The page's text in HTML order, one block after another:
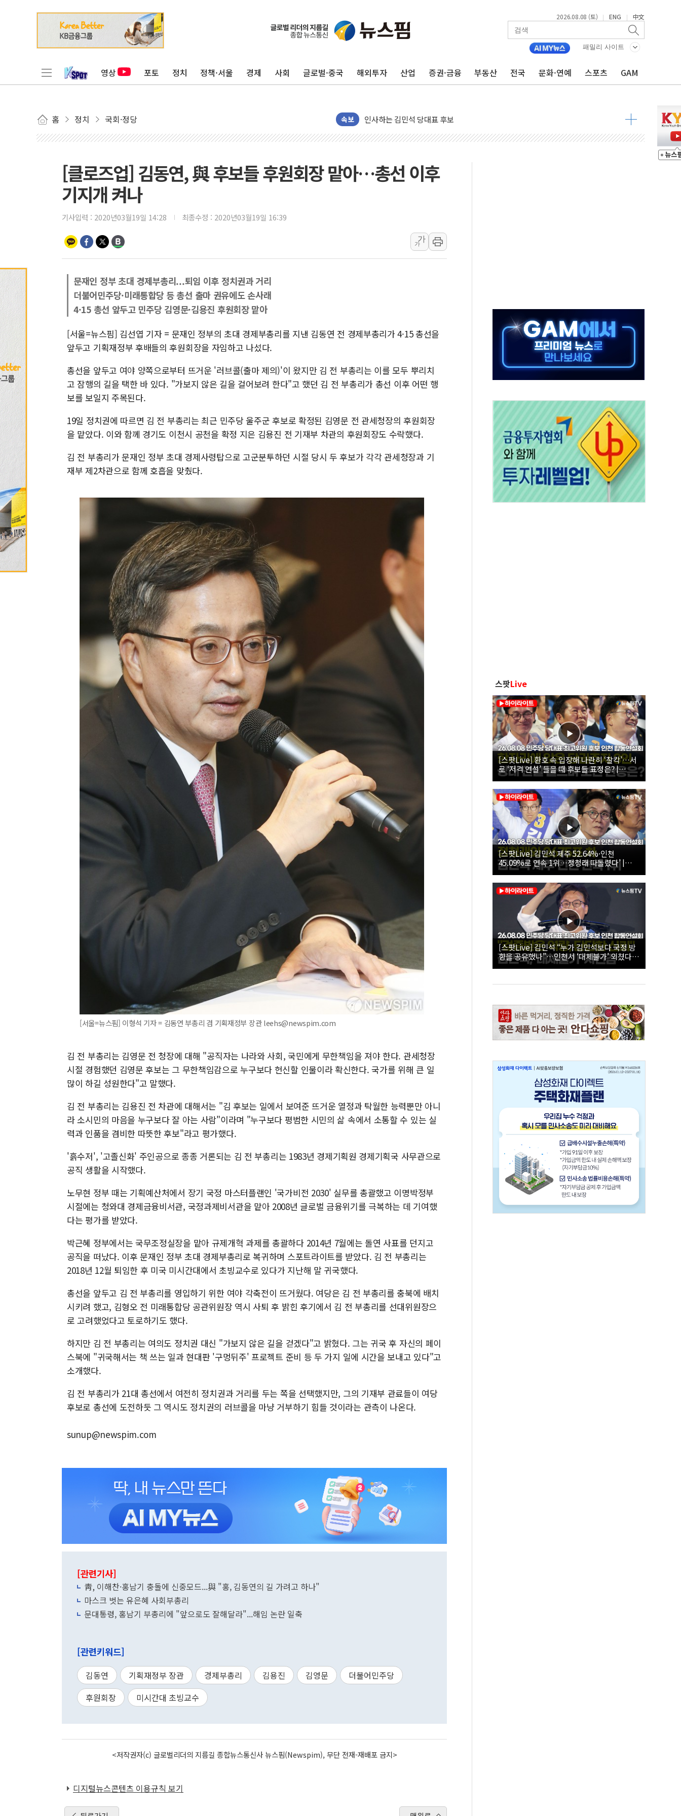
2026.08.08 (토) | ENG | 中文
패밀리 사이트
영상 포토 정치 정책·서울 경제 사회 글로벌·중국 해외투자 산업 증권·금융 부동산 전국 문화·연예 스포츠 GAM
홈 정치 국회·정당 속보
포항시 재난예산 40억 긴급 투입…고수온 양식장 복구·지원 '총력'
울진·영덕 '호우특보'-포항 '산사태 주의보'...경북도, 호우 피해·통제구간 없어
인천 합동연설회 나선 송영길·정청래·김민석 당대표 후보
김민석, 2주차 제주·인천 경선서 정청래에 승리...47.75% vs 42.08%
[속보] 민주, 제주·인천 경선 결과 발표...김민석 47.75% 정청래 42.08%
[속보] 민주, 인천 경선 결과 발표...김민석 45.09% 정청래 43.27% 송영길 11.63%
이번주 국내 주요 금융일정(8.10~8.14)
美, 이란전 출구전략 만지작…공습 한계·탄약 부족 현실화
李대통령 "결혼 때문에 손해 보는 일 없게"…'결혼 페널티' 22개 과제 손본다
여수 오동도 인근 해상서 모터보트 전복…1명 사망·1명 실종
'화합' 꺼낸 김민석에 '뻔뻔' 받아친 정청래…제주 연설서 신경전 고조
[클로즈업] 김동연, 與 후보들 후원회장 맡아…총선 이후
기지개 켜나
기사입력 : 2020년03월19일 14:28 최종수정 : 2020년03월19일 16:39
가
가
문재인 정부 초대 경제부총리...퇴임 이후 정치권과 거리
더불어민주당·미래통합당 등 총선 출마 권유에도 손사래
4·15 총선 앞두고 민주당 김영문·김용진 후원회장 맡아
[서울=뉴스핌] 김선엽 기자 = 문재인 정부의 초대 경제부총리를 지낸 김동연 전 경제부총리가 4·15 총선을
앞두고 기획재정부 후배들의 후원회장을 자임하고 나섰다.
총선을 앞두고 여야 양쪽으로부터 뜨거운 '러브콜(출마 제의)'이 왔지만 김 전 부총리는 이를 모두 뿌리치
고 잠행의 길을 택한 바 있다. "가보지 않은 길을 걸어보려 한다"고 했던 김 전 부총리가 총선 이후 어떤 행
보를 보일지 주목된다.
19일 정치권에 따르면 김 전 부총리는 최근 민주당 울주군 후보로 확정된 김영문 전 관세청장의 후원회장
을 맡았다. 이와 함께 경기도 이천시 공천을 확정 지은 김용진 전 기재부 차관의 후원회장도 수락했다.
김 전 부총리가 문재인 정부 초대 경제사령탑으로 고군분투하던 시절 당시 두 후보가 각각 관세청장과 기
재부 제2차관으로 함께 호흡을 맞췄다.
[서울=뉴스핌] 이형석 기자 = 김동연 부총리 겸 기획재정부 장관 leehs@newspim.com
김 전 부총리는 김영문 전 청장에 대해 "공직자는 나라와 사회, 국민에게 무한책임을 져야 한다. 관세청장
시절 경험했던 김영문 후보는 그 무한책임감으로 누구보다 헌신할 인물이라 확신한다. 국가를 위해 큰 일
많이 하길 성원한다"고 말했다.
김 전 부총리는 김용진 전 차관에 대해서는 "김 후보는 일에서 보여준 뜨거운 열정과 탁월한 능력뿐만 아니
라 소시민의 마음을 누구보다 잘 아는 사람"이라며 "누구보다 평범한 시민의 삶 속에서 소통할 수 있는 실
력과 인품을 겸비한 따뜻한 후보"라고 평가했다.
'흙수저', '고졸신화' 주인공으로 종종 거론되는 김 전 부총리는 1983년 경제기획원 경제기획국 사무관으로
공직 생활을 시작했다.
노무현 정부 때는 기획예산처에서 장기 국정 마스터플랜인 '국가비전 2030' 실무를 총괄했고 이명박정부
시절에는 청와대 경제금융비서관, 국정과제비서관을 맡아 2008년 글로벌 금융위기를 극복하는 데 기여했
다는 평가를 받았다.
박근혜 정부에서는 국무조정실장을 맡아 규제개혁 과제를 총괄하다 2014년 7월에는 돌연 사표를 던지고
공직을 떠났다. 이후 문재인 정부 초대 경제부총리로 복귀하며 스포트라이트를 받았다. 김 전 부총리는
2018년 12월 퇴임한 후 미국 미시간대에서 초빙교수로 있다가 지난해 말 귀국했다.
총선을 앞두고 김 전 부총리를 영입하기 위한 여야 각축전이 뜨거웠다. 여당은 김 전 부총리를 충북에 배치
시키려 했고, 김형오 전 미래통합당 공관위원장 역시 사퇴 후 밝힌 후기에서 김 전 부총리를 선대위원장으
로 고려했었다고 토로하기도 했다.
하지만 김 전 부총리는 여의도 정치권 대신 "가보지 않은 길을 걷겠다"고 밝혔다. 그는 귀국 후 자신의 페이
스북에 "귀국해서는 책 쓰는 일과 현대판 '구멍뒤주' 프로젝트 준비 등 두 가지 일에 시간을 보내고 있다"고
소개했다.
김 전 부총리가 21대 총선에서 여전히 정치권과 거리를 두는 쪽을 선택했지만, 그의 기재부 관료들이 여당
후보로 총선에 도전하듯 그 역시도 정치권의 러브콜을 마냥 거부하기 힘들 것이라는 관측이 나온다.
sunup@newspim.com
[관련기사]
靑, 이해찬·홍남기 충돌에 신중모드...與 "홍, 김동연의 길 가려고 하나"
마스크 벗는 유은혜 사회부총리
문대통령, 홍남기 부총리에 "앞으로도 잘해달라"...해임 논란 일축
[관련키워드]
김동연 기획재정부 장관 경제부총리 김용진 김영문
더불어민주당
후원회장
미시간대 초빙교수
<저작권자(c) 글로벌리더의 지름길 종합뉴스통신사 뉴스핌(Newspim), 무단 전재-재배포 금지>
디지털뉴스콘텐츠 이용규칙 보기
스팟Live
[스팟Live] 환호 속 입장해 나란히 ‘찰칵’…서
로 ‘저격 연설’ 들을 때 후보들 표정은? |
26.08.08 더불어민주당 당대표·최고위원 후
보 인천 합동연설회
[스팟Live] 김민석 제주 52.64%·인천
45.09%로 연속 1위…정청래 따돌렸다’ |
26.08.08 더불어민주당 당대표·최고위원 후
보 인천 합동연설회
[스팟Live] 김민석 “누가 김민석보다 국정 방
향을 공유했나”…인천서 ‘대체불가’ 외쳤다 |
26.08.08 더불어민주당 당대표·최고위원 후